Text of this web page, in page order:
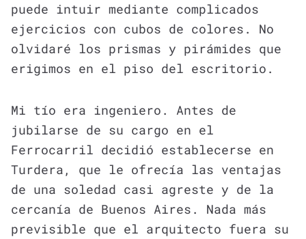
puede intuir mediante complicados
ejercicios con cubos de colores. No
olvidaré los prismas y pirámides que
erigimos en el piso del escritorio.
Mi tío era ingeniero. Antes de
jubilarse de su cargo en el
Ferrocarril decidió establecerse en
Turdera, que le ofrecía las ventajas
de una soledad casi agreste y de la
cercanía de Buenos Aires. Nada más
previsible que el arquitecto fuera su